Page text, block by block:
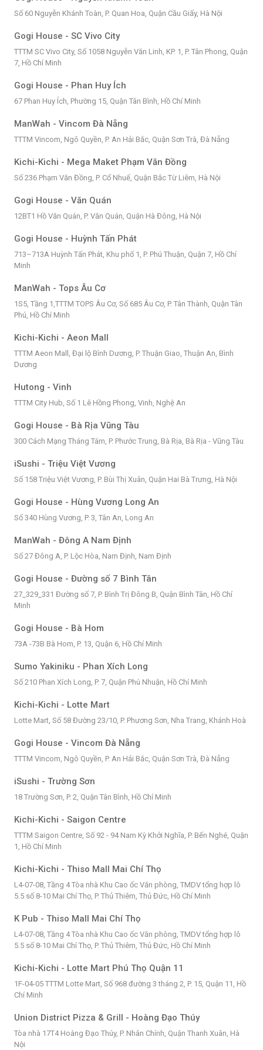
Số 60 Nguyễn Khánh Toàn, P. Quan Hoa, Quận Cầu Giấy, Hà Nội
Gogi House - SC Vivo City
TTTM SC Vivo City, Số 1058 Nguyễn Văn Linh, KP. 1, P. Tân Phong, Quận
7, Hồ Chí Minh
Gogi House - Phan Huy Ích
67 Phan Huy Ích, Phường 15, Quận Tân Bình, Hồ Chí Minh
ManWah - Vincom Đà Nẵng
TTTM Vincom, Ngô Quyền, P. An Hải Bắc, Quận Sơn Trà, Đà Nẵng
Kichi-Kichi - Mega Maket Phạm Văn Đồng
Số 236 Phạm Văn Đồng, P. Cổ Nhuế, Quận Bắc Từ Liêm, Hà Nội
Gogi House - Văn Quán
12BT1 Hồ Văn Quán, P. Văn Quán, Quận Hà Đông, Hà Nội
Gogi House - Huỳnh Tấn Phát
713–713A Huỳnh Tấn Phát, Khu phố 1, P. Phú Thuận, Quận 7, Hồ Chí
Minh
ManWah - Tops Âu Cơ
1S5, Tầng 1,TTTM TOPS Âu Cơ, Số 685 Âu Cơ, P. Tân Thành, Quận Tân
Phú, Hồ Chí Minh
Kichi-Kichi - Aeon Mall
TTTM Aeon Mall, Đại lộ Bình Dương, P. Thuận Giao, Thuận An, Bình
Dương
Hutong - Vinh
TTTM City Hub, Số 1 Lê Hồng Phong, Vinh, Nghệ An
Gogi House - Bà Rịa Vũng Tàu
300 Cách Mạng Tháng Tám, P. Phước Trung, Bà Rịa, Bà Rịa - Vũng Tàu
iSushi - Triệu Việt Vương
Số 158 Triệu Việt Vương, P. Bùi Thị Xuân, Quận Hai Bà Trưng, Hà Nội
Gogi House - Hùng Vương Long An
Số 340 Hùng Vương, P. 3, Tân An, Long An
ManWah - Đông A Nam Định
Số 27 Đông A, P. Lộc Hòa, Nam Định, Nam Định
Gogi House - Đường số 7 Bình Tân
27_329_331 Đường số 7, P. Bình Trị Đông B, Quận Bình Tân, Hồ Chí
Minh
Gogi House - Bà Hom
73A -73B Bà Hom, P. 13, Quận 6, Hồ Chí Minh
Sumo Yakiniku - Phan Xích Long
Số 210 Phan Xích Long, P. 7, Quận Phú Nhuận, Hồ Chí Minh
Kichi-Kichi - Lotte Mart
Lotte Mart, Số 58 Đường 23/10, P. Phương Sơn, Nha Trang, Khánh Hoà
Gogi House - Vincom Đà Nẵng
TTTM Vincom, Ngô Quyền, P. An Hải Bắc, Quận Sơn Trà, Đà Nẵng
iSushi - Trường Sơn
18 Trường Sơn, P. 2, Quận Tân Bình, Hồ Chí Minh
Kichi-Kichi - Saigon Centre
TTTM Saigon Centre, Số 92 - 94 Nam Kỳ Khởi Nghĩa, P. Bến Nghé, Quận
1, Hồ Chí Minh
Kichi-Kichi - Thiso Mall Mai Chí Thọ
L4-07-08, Tầng 4 Tòa nhà Khu Cao ốc Văn phòng, TMDV tổng hợp lô
5.5 số 8-10 Mai Chí Thọ, P. Thủ Thiêm, Thủ Đức, Hồ Chí Minh
K Pub - Thiso Mall Mai Chí Thọ
L4-07-08, Tầng 4 Tòa nhà Khu Cao ốc Văn phòng, TMDV tổng hợp lô
5.5 số 8-10 Mai Chí Thọ, P. Thủ Thiêm, Thủ Đức, Hồ Chí Minh
Kichi-Kichi - Lotte Mart Phú Thọ Quận 11
1F-04-05 TTTM Lotte Mart, Số 968 đường 3 tháng 2, P. 15, Quận 11, Hồ
Chí Minh
Union District Pizza & Grill - Hoàng Đạo Thúy
Tòa nhà 17T4 Hoàng Đạo Thúy, P. Nhân Chính, Quận Thanh Xuân, Hà
Nội